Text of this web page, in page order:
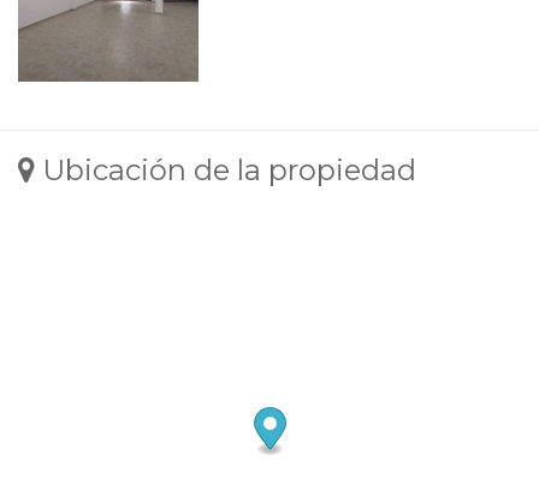
Ubicación de la propiedad